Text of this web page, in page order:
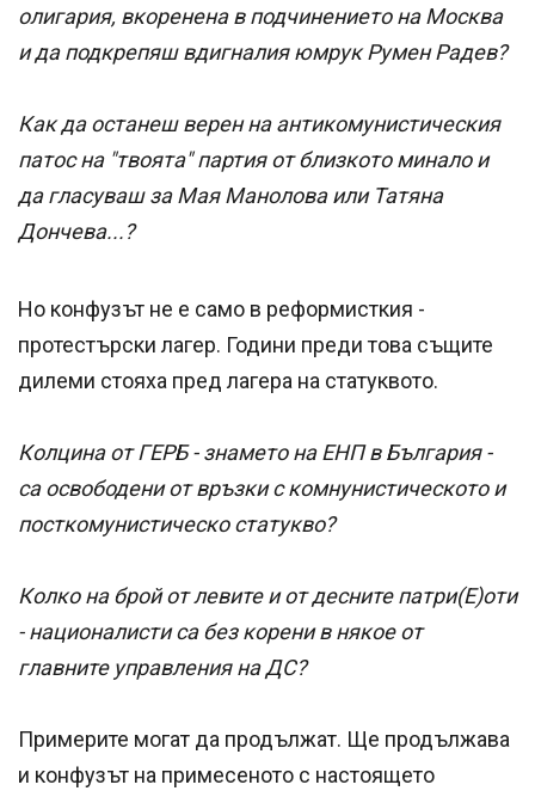
олигария, вкоренена в подчинението на Москва
и да подкрепяш вдигналия юмрук Румен Радев?
Как да останеш верен на антикомунистическия
патос на "твоята" партия от близкото минало и
да гласуваш за Мая Манолова или Татяна
Дончева...?
Но конфузът не е само в реформисткия -
протестърски лагер. Години преди това същите
дилеми стояха пред лагера на статуквото.
Колцина от ГЕРБ - знамето на ЕНП в България -
са освободени от връзки с комнунистическото и
посткомунистическо статукво?
Колко на брой от левите и от десните патри(Е)оти
- националисти са без корени в някое от
главните управления на ДС?
Примерите могат да продължат. Ще продължава
и конфузът на примесеното с настоящето